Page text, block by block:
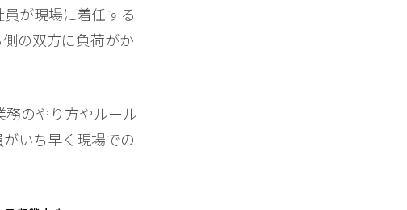
が現場に着任する
の双方に負荷がか
務のやり方やルール
いち早く現場での